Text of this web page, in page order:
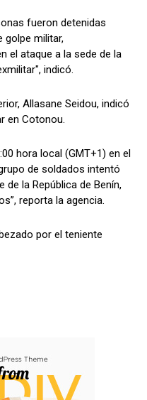
fueron detenidas
golpe militar,
el ataque a la sede de la
indicó.
Allasane Seidou, indicó
en Cotonou.
hora local (GMT+1) en el
de soldados intentó
de la República de Benín,
reporta la agencia.
por el teniente